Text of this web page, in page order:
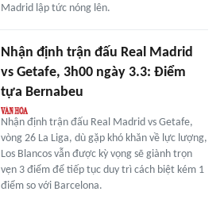
Madrid lập tức nóng lên.
Nhận định trận đấu Real Madrid
vs Getafe, 3h00 ngày 3.3: Điểm
tựa Bernabeu
Nhận định trận đấu Real Madrid vs Getafe,
vòng 26 La Liga, dù gặp khó khăn về lực lượng,
Los Blancos vẫn được kỳ vọng sẽ giành trọn
vẹn 3 điểm để tiếp tục duy trì cách biệt kém 1
điểm so với Barcelona.